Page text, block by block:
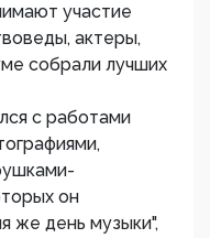
участие
актеры,
собрали лучших
с работами
он
же день музыки",